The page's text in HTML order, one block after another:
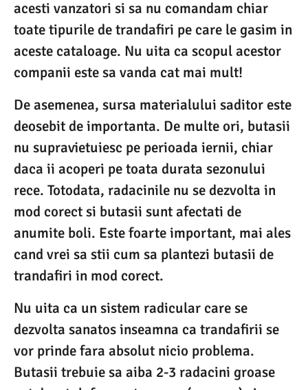
acesti vanzatori si sa nu comandam chiar
toate tipurile de trandafiri pe care le gasim in
aceste cataloage. Nu uita ca scopul acestor
companii este sa vanda cat mai mult!
De asemenea, sursa materialului saditor este
deosebit de importanta. De multe ori, butasii
nu supravietuiesc pe perioada iernii, chiar
daca ii acoperi pe toata durata sezonului
rece. Totodata, radacinile nu se dezvolta in
mod corect si butasii sunt afectati de
anumite boli. Este foarte important, mai ales
cand vrei sa stii cum sa plantezi butasii de
trandafiri in mod corect.
Nu uita ca un sistem radicular care se
dezvolta sanatos inseamna ca trandafirii se
vor prinde fara absolut nicio problema.
Butasii trebuie sa aiba 2-3 radacini groase